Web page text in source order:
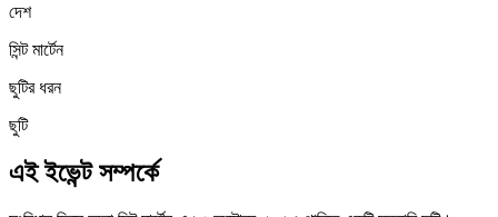
দেশ
সিন্ট মার্টেন
ছুটির ধরন
ছুটি
এই ইভেন্ট সম্পর্কে